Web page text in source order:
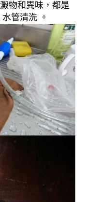
物和異味，都是
管清洗 。